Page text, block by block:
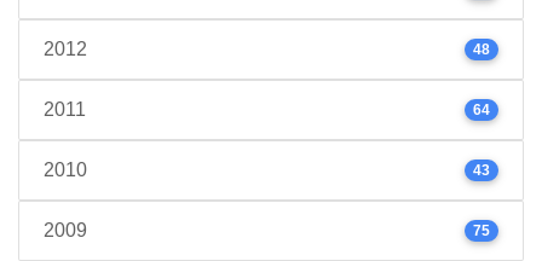
2012 48
2011 64
2010 43
2009 75